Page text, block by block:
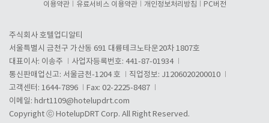
이용약관 유료서비스 이용약관 개인정보처리방침 PC버전
주식회사 호텔업디알티
서울특별시 금천구 가산동 691 대륭테크노타운20차 1807호
대표이사: 이송주
사업자등록번호: 441-87-01934
통신판매업신고: 서울금천-1204 호
직업정보: J1206020200010
고객센터: 1644-7896
Fax: 02-2225-8487
이메일: hdrt1109@hotelupdrt.com
Copyright ⓒ HotelupDRT Corp. All Right Reserved.